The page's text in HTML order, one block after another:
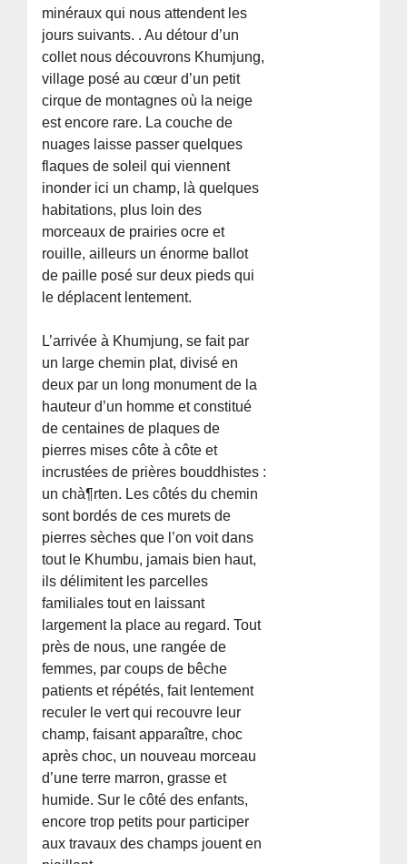
minéraux qui nous attendent les
jours suivants. . Au détour d’un
collet nous découvrons Khumjung,
village posé au cœur d’un petit
cirque de montagnes où la neige
est encore rare. La couche de
nuages laisse passer quelques
flaques de soleil qui viennent
inonder ici un champ, là quelques
habitations, plus loin des
morceaux de prairies ocre et
rouille, ailleurs un énorme ballot
de paille posé sur deux pieds qui
le déplacent lentement.
L’arrivée à Khumjung, se fait par
un large chemin plat, divisé en
deux par un long monument de la
hauteur d’un homme et constitué
de centaines de plaques de
pierres mises côte à côte et
incrustées de prières bouddhistes :
un chà¶rten. Les côtés du chemin
sont bordés de ces murets de
pierres sèches que l’on voit dans
tout le Khumbu, jamais bien haut,
ils délimitent les parcelles
familiales tout en laissant
largement la place au regard. Tout
près de nous, une rangée de
femmes, par coups de bêche
patients et répétés, fait lentement
reculer le vert qui recouvre leur
champ, faisant apparaître, choc
après choc, un nouveau morceau
d’une terre marron, grasse et
humide. Sur le côté des enfants,
encore trop petits pour participer
aux travaux des champs jouent en